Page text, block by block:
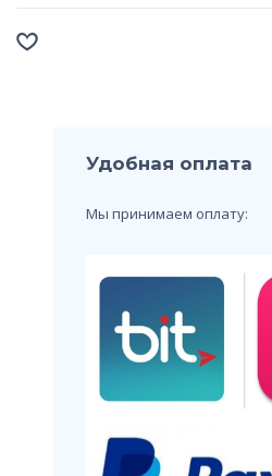
Удобная оплата
Мы принимаем оплату: